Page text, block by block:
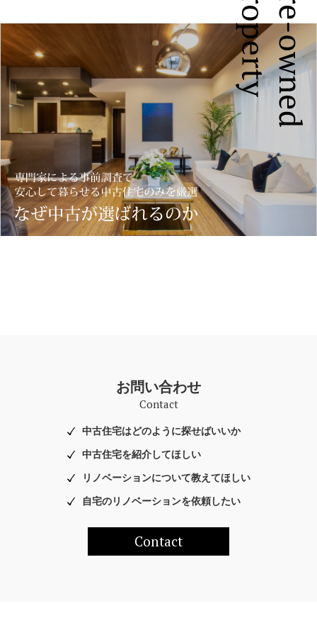
お問い合わせ
Contact
中古住宅はどのように探せばいいか
中古住宅を紹介してほしい
リノベーションについて教えてほしい
自宅のリノベーションを依頼したい
Contact